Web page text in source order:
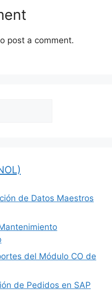
post a comment.
de Datos Maestros
del Módulo CO de
de Pedidos en SAP